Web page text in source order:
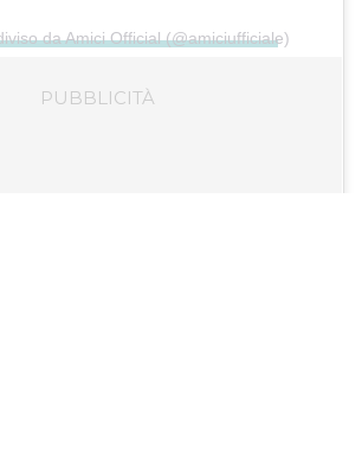
da Amici Official (@amiciufficiale)